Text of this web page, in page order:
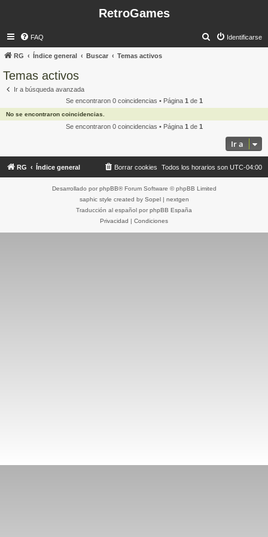
RetroGames
FAQ Identificarse
r
RG Índice general Buscar Temas activos
Temas activos
Ir a búsqueda avanzada
Se encontraron 0 coincidencias • Página 1 de 1
No se encontraron coincidencias.
Se encontraron 0 coincidencias • Página 1 de 1
Ir a
RG Índice general Todos los horarios son UTC-04:00
Borrar cookies
Desarrollado por phpBB® Forum Software © phpBB Limited
saphic style created by Sopel| nextgen
Traducción al español por phpBB España
Privacidad | Condiciones